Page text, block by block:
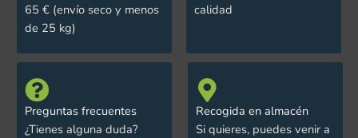
65 € (envío seco y menos
de 25 kg)
calidad
Preguntas frecuentes
¿Tienes alguna duda?
Recogida en almacén
Si quieres, puedes venir a